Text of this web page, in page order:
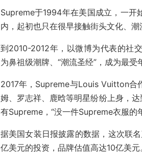
Supreme于1994年在美国成立，一开
内，起初也只在很早接触街头文化、
到2010-2012年，以微博为代表的社
为鼻祖级潮牌、“潮流圣经”，成为最
2017年，Supreme与Louis Vuitton合
姆、罗志祥、鹿晗等明星纷纷上身，
有Supreme，“没一件Supreme衣服的
据美国女装日报披露的数据，这次联
亿美元的投资，品牌估值高达10亿美元